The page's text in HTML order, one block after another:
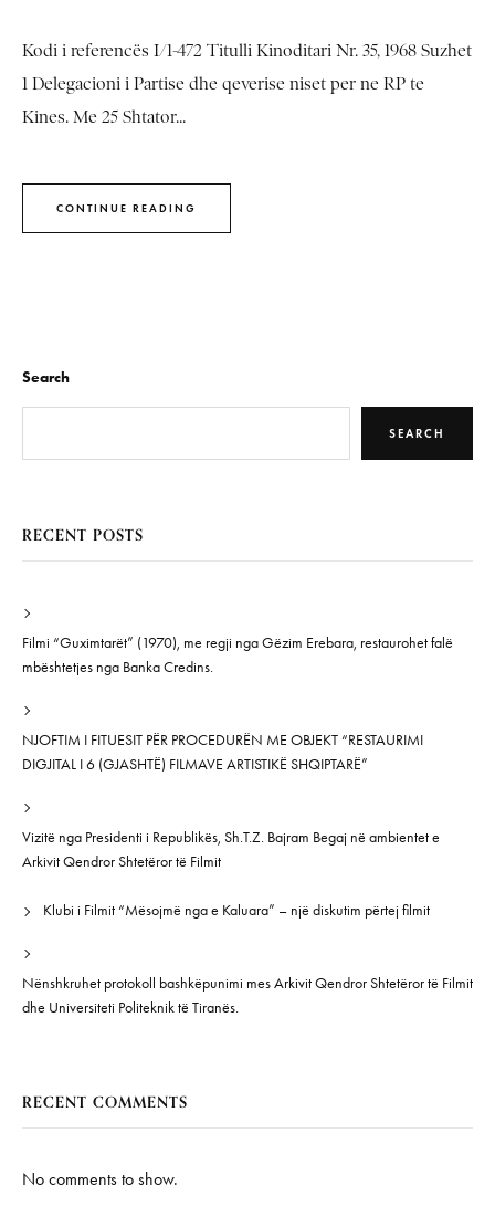
Kodi i referencës I/1-472 Titulli Kinoditari Nr. 35, 1968 Suzhet
1 Delegacioni i Partise dhe qeverise niset per ne RP te
Kines. Me 25 Shtator...
CONTINUE READING
Search
SEARCH
RECENT POSTS
Filmi “Guximtarët” (1970), me regji nga Gëzim Erebara, restaurohet falë
mbështetjes nga Banka Credins.
NJOFTIM I FITUESIT PËR PROCEDURËN ME OBJEKT “RESTAURIMI
DIGJITAL I 6 (GJASHTË) FILMAVE ARTISTIKË SHQIPTARË”
Vizitë nga Presidenti i Republikës, Sh.T.Z. Bajram Begaj në ambientet e
Arkivit Qendror Shtetëror të Filmit
Klubi i Filmit “Mësojmë nga e Kaluara” – një diskutim përtej filmit
Nënshkruhet protokoll bashkëpunimi mes Arkivit Qendror Shtetëror të Filmit
dhe Universiteti Politeknik të Tiranës.
RECENT COMMENTS
No comments to show.